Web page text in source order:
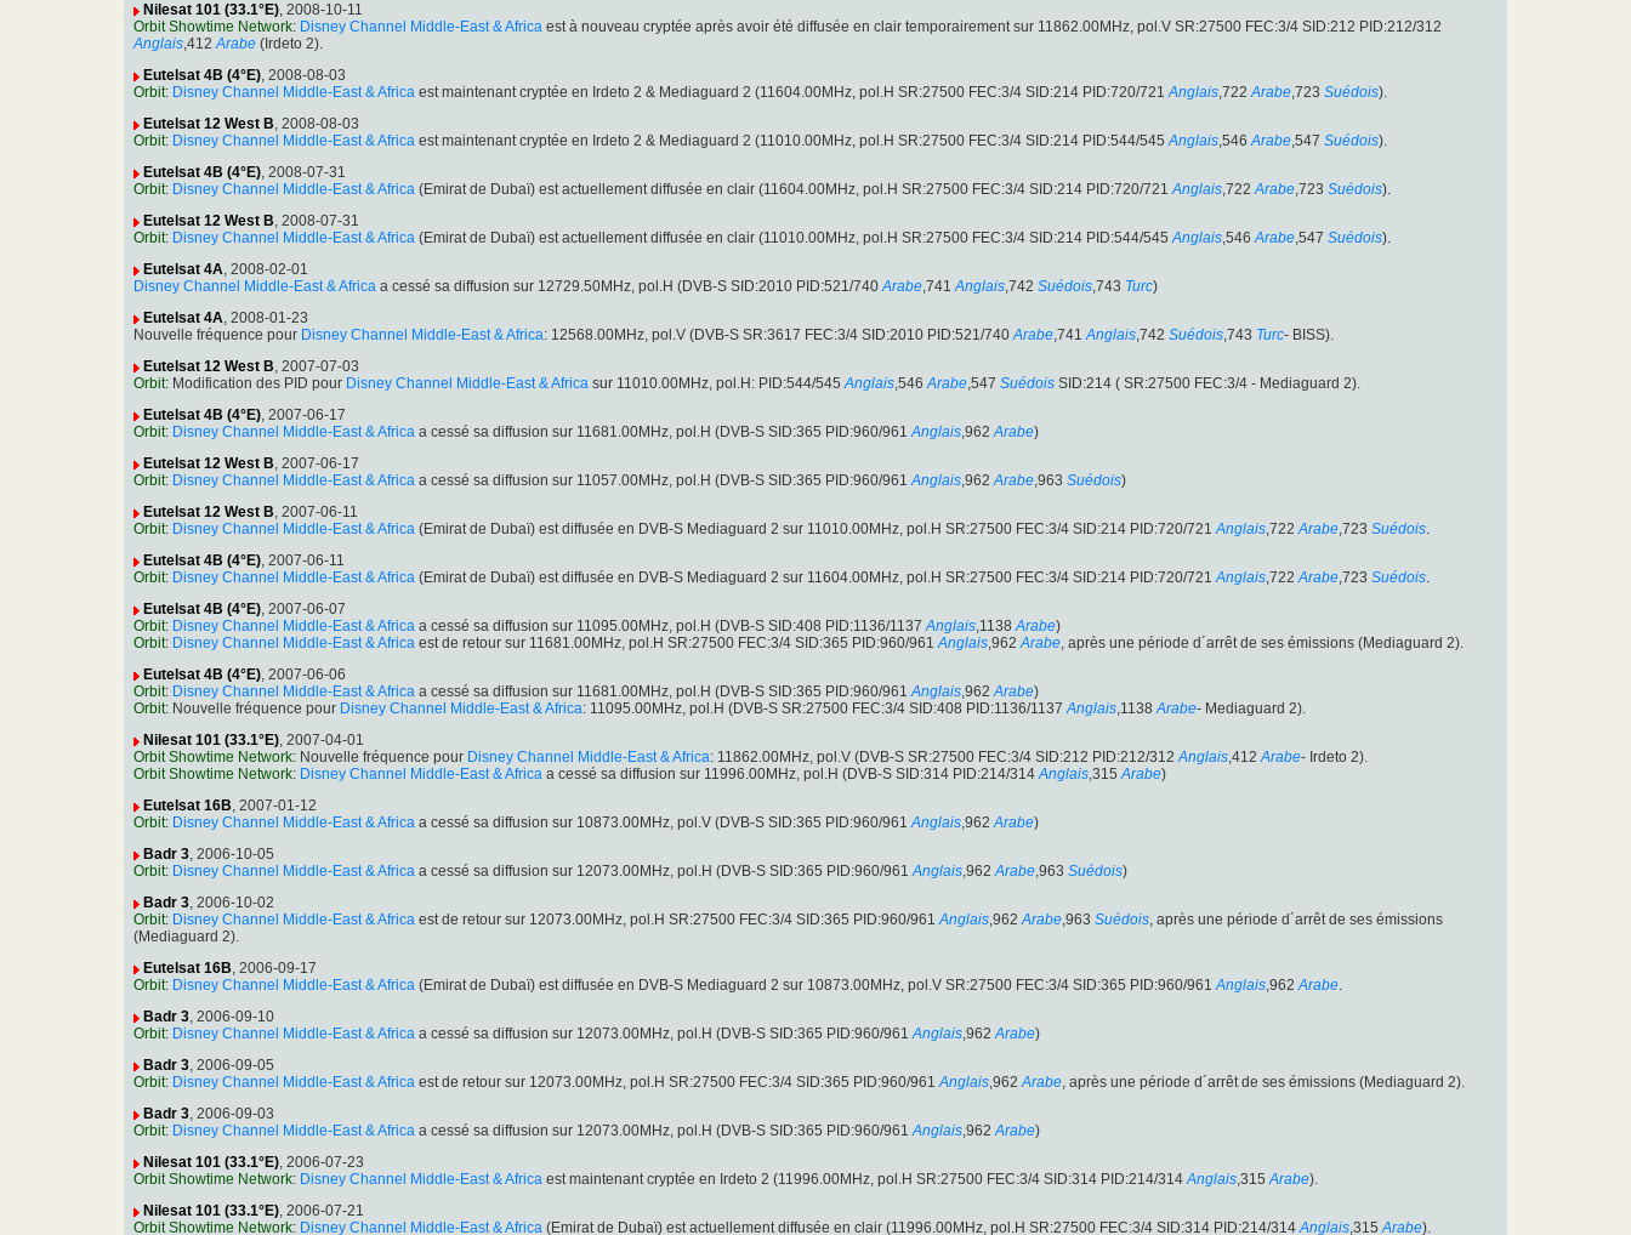
Nilesat 101 (33.1°E), 2008-10-11
Orbit Showtime Network: Disney Channel Middle-East & Africa est à nouveau cryptée après avoir été diffusée en clair temporairement sur 11862.00MHz, pol.V SR:27500 FEC:3/4 SID:212 PID:212/312
Anglais,412 Arabe (Irdeto 2).
Eutelsat 4B (4°E), 2008-08-03
Orbit: Disney Channel Middle-East & Africa est maintenant cryptée en Irdeto 2 & Mediaguard 2 (11604.00MHz, pol.H SR:27500 FEC:3/4 SID:214 PID:720/721 Anglais,722 Arabe,723 Suédois).
Eutelsat 12 West B, 2008-08-03
Orbit: Disney Channel Middle-East & Africa est maintenant cryptée en Irdeto 2 & Mediaguard 2 (11010.00MHz, pol.H SR:27500 FEC:3/4 SID:214 PID:544/545 Anglais,546 Arabe,547 Suédois).
Eutelsat 4B (4°E), 2008-07-31
Orbit: Disney Channel Middle-East & Africa (Emirat de Dubaï) est actuellement diffusée en clair (11604.00MHz, pol.H SR:27500 FEC:3/4 SID:214 PID:720/721 Anglais,722 Arabe,723 Suédois).
Eutelsat 12 West B, 2008-07-31
Orbit: Disney Channel Middle-East & Africa (Emirat de Dubaï) est actuellement diffusée en clair (11010.00MHz, pol.H SR:27500 FEC:3/4 SID:214 PID:544/545 Anglais,546 Arabe,547 Suédois).
Eutelsat 4A, 2008-02-01
Disney Channel Middle-East & Africa a cessé sa diffusion sur 12729.50MHz, pol.H (DVB-S SID:2010 PID:521/740 Arabe,741 Anglais,742 Suédois,743 Turc)
Eutelsat 4A, 2008-01-23
Nouvelle fréquence pour Disney Channel Middle-East & Africa: 12568.00MHz, pol.V (DVB-S SR:3617 FEC:3/4 SID:2010 PID:521/740 Arabe,741 Anglais,742 Suédois,743 Turc- BISS).
Eutelsat 12 West B, 2007-07-03
Orbit: Modification des PID pour Disney Channel Middle-East & Africa sur 11010.00MHz, pol.H: PID:544/545 Anglais,546 Arabe,547 Suédois SID:214 ( SR:27500 FEC:3/4 - Mediaguard 2).
Eutelsat 4B (4°E), 2007-06-17
Orbit: Disney Channel Middle-East & Africa a cessé sa diffusion sur 11681.00MHz, pol.H (DVB-S SID:365 PID:960/961 Anglais,962 Arabe)
Eutelsat 12 West B, 2007-06-17
Orbit: Disney Channel Middle-East & Africa a cessé sa diffusion sur 11057.00MHz, pol.H (DVB-S SID:365 PID:960/961 Anglais,962 Arabe,963 Suédois)
Eutelsat 12 West B, 2007-06-11
Orbit: Disney Channel Middle-East & Africa (Emirat de Dubaï) est diffusée en DVB-S Mediaguard 2 sur 11010.00MHz, pol.H SR:27500 FEC:3/4 SID:214 PID:720/721 Anglais,722 Arabe,723 Suédois.
Eutelsat 4B (4°E), 2007-06-11
Orbit: Disney Channel Middle-East & Africa (Emirat de Dubaï) est diffusée en DVB-S Mediaguard 2 sur 11604.00MHz, pol.H SR:27500 FEC:3/4 SID:214 PID:720/721 Anglais,722 Arabe,723 Suédois.
Eutelsat 4B (4°E), 2007-06-07
Orbit: Disney Channel Middle-East & Africa a cessé sa diffusion sur 11095.00MHz, pol.H (DVB-S SID:408 PID:1136/1137 Anglais,1138 Arabe)
Orbit: Disney Channel Middle-East & Africa est de retour sur 11681.00MHz, pol.H SR:27500 FEC:3/4 SID:365 PID:960/961 Anglais,962 Arabe, après une période d´arrêt de ses émissions (Mediaguard 2).
Eutelsat 4B (4°E), 2007-06-06
Orbit: Disney Channel Middle-East & Africa a cessé sa diffusion sur 11681.00MHz, pol.H (DVB-S SID:365 PID:960/961 Anglais,962 Arabe)
Orbit: Nouvelle fréquence pour Disney Channel Middle-East & Africa: 11095.00MHz, pol.H (DVB-S SR:27500 FEC:3/4 SID:408 PID:1136/1137 Anglais,1138 Arabe- Mediaguard 2).
Nilesat 101 (33.1°E), 2007-04-01
Orbit Showtime Network: Nouvelle fréquence pour Disney Channel Middle-East & Africa: 11862.00MHz, pol.V (DVB-S SR:27500 FEC:3/4 SID:212 PID:212/312 Anglais,412 Arabe- Irdeto 2).
Orbit Showtime Network: Disney Channel Middle-East & Africa a cessé sa diffusion sur 11996.00MHz, pol.H (DVB-S SID:314 PID:214/314 Anglais,315 Arabe)
Eutelsat 16B, 2007-01-12
Orbit: Disney Channel Middle-East & Africa a cessé sa diffusion sur 10873.00MHz, pol.V (DVB-S SID:365 PID:960/961 Anglais,962 Arabe)
Badr 3, 2006-10-05
Orbit: Disney Channel Middle-East & Africa a cessé sa diffusion sur 12073.00MHz, pol.H (DVB-S SID:365 PID:960/961 Anglais,962 Arabe,963 Suédois)
Badr 3, 2006-10-02
Orbit: Disney Channel Middle-East & Africa est de retour sur 12073.00MHz, pol.H SR:27500 FEC:3/4 SID:365 PID:960/961 Anglais,962 Arabe,963 Suédois, après une période d´arrêt de ses émissions
(Mediaguard 2).
Eutelsat 16B, 2006-09-17
Orbit: Disney Channel Middle-East & Africa (Emirat de Dubaï) est diffusée en DVB-S Mediaguard 2 sur 10873.00MHz, pol.V SR:27500 FEC:3/4 SID:365 PID:960/961 Anglais,962 Arabe.
Badr 3, 2006-09-10
Orbit: Disney Channel Middle-East & Africa a cessé sa diffusion sur 12073.00MHz, pol.H (DVB-S SID:365 PID:960/961 Anglais,962 Arabe)
Badr 3, 2006-09-05
Orbit: Disney Channel Middle-East & Africa est de retour sur 12073.00MHz, pol.H SR:27500 FEC:3/4 SID:365 PID:960/961 Anglais,962 Arabe, après une période d´arrêt de ses émissions (Mediaguard 2).
Badr 3, 2006-09-03
Orbit: Disney Channel Middle-East & Africa a cessé sa diffusion sur 12073.00MHz, pol.H (DVB-S SID:365 PID:960/961 Anglais,962 Arabe)
Nilesat 101 (33.1°E), 2006-07-23
Orbit Showtime Network: Disney Channel Middle-East & Africa est maintenant cryptée en Irdeto 2 (11996.00MHz, pol.H SR:27500 FEC:3/4 SID:314 PID:214/314 Anglais,315 Arabe).
Nilesat 101 (33.1°E), 2006-07-21
Orbit Showtime Network: Disney Channel Middle-East & Africa (Emirat de Dubaï) est actuellement diffusée en clair (11996.00MHz, pol.H SR:27500 FEC:3/4 SID:314 PID:214/314 Anglais,315 Arabe).